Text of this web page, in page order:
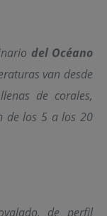
del Océano
van desde
de corales,
de los 5 a los 20
de perfil